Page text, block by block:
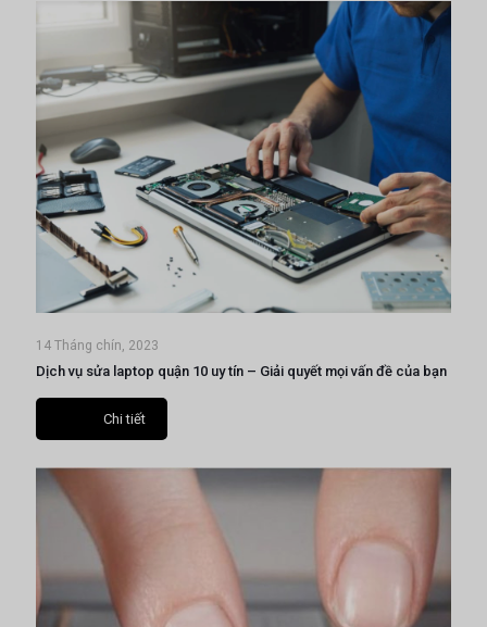
14 Tháng chín, 2023
Dịch vụ sửa laptop quận 10 uy tín – Giải quyết mọi vấn đề của bạn
Chi tiết